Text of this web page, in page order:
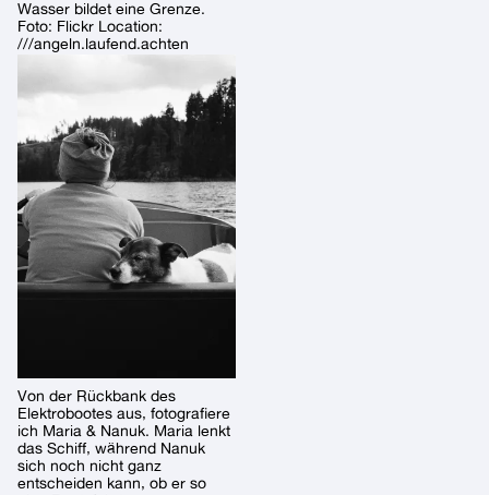
Wasser bildet eine Grenze.
Foto: Flickr Location:
///angeln.laufend.achten
Von der Rückbank des
Elektrobootes aus, fotografiere
ich Maria & Nanuk. Maria lenkt
das Schiff, während Nanuk
sich noch nicht ganz
entscheiden kann, ob er so